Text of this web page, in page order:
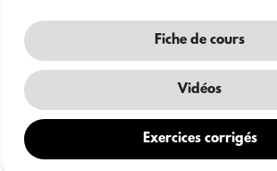
Fiche de cours
Vidéos
Exercices corrigés